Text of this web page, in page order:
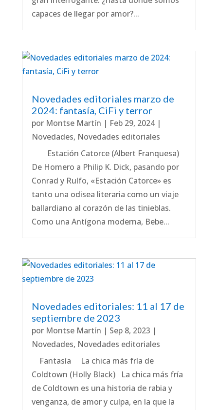
capaces de llegar por amor?...
Novedades editoriales marzo de
2024: fantasía, CiFi y terror
por Montse Martín | Feb 29, 2024|
Novedades, Novedades editoriales
Estación Catorce (Albert Franquesa)
De Homero a Philip K. Dick, pasando por
Conrad y Rulfo, «Estación Catorce» es
tanto una odisea literaria como un viaje
ballardiano al corazón de las tinieblas.
Como una Antígona moderna, Bebe...
Novedades editoriales: 11 al 17 de
septiembre de 2023
por Montse Martín | Sep 8, 2023 |
Novedades, Novedades editoriales
Fantasía La chica más fría de
Coldtown (Holly Black) La chica más fría
de Coldtown es una historia de rabia y
venganza, de amor y culpa, en la que la